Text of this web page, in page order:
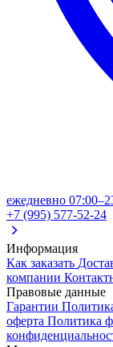
ежедневно
+7 (995) 577-52-24
Информация
Как заказать
компании
Правовые данные
Гарантии
оферта Политика